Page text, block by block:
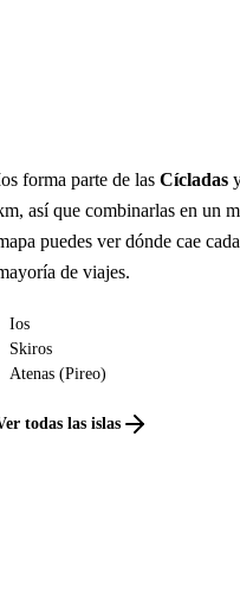
forma parte de lasCícladas
así que combinarlas en un
puedes ver dónde cae
de viajes.
Ios
Skiros
Atenas (Pireo)
todas las islas